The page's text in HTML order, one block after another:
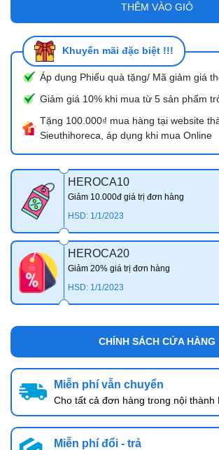
THÊM VÀO GIỎ
Khuyến mãi đặc biệt !!!
Áp dụng Phiếu quà tặng/ Mã giảm giá
Giảm giá 10% khi mua từ 5 sản phẩm
Tặng 100.000₫ mua hàng tại website
Sieuthihoreca, áp dụng khi mua Online
HEROCA10
Giảm 10.000đ giá trị đơn hàng
HSD: 1/1/2023
HEROCA20
Giảm 20% giá trị đơn hàng
HSD: 1/1/2023
CHÍNH SÁCH CỬA HÀNG
Miễn phí vẫn chuyển
Cho tất cả đơn hàng trong nội thành
Miễn phí đổi - trả